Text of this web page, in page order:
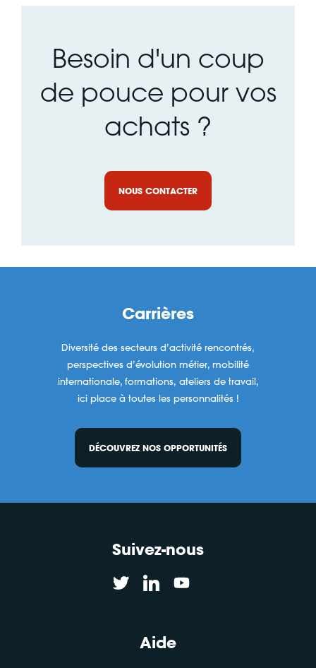
Besoin d'un coup
de pouce pour vos
achats ?
NOUS CONTACTER
Carrières
Diversité des secteurs d’activité rencontrés,
perspectives d’évolution métier, mobilité
internationale, formations, ateliers de travail,
ici place à toutes les personnalités !
DÉCOUVREZ NOS OPPORTUNITÉS
Suivez-nous
Aide